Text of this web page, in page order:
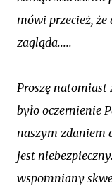
mówi przecież,
zagląda.....
Proszę natomiast
było oczernienie
naszym zdaniem
jest
wspomniany